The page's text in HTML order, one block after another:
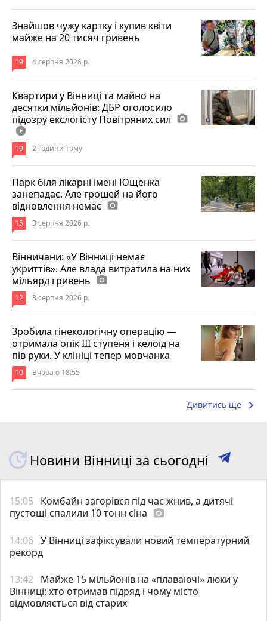
Знайшов чужу картку і купив квіти
майже на 20 тисяч гривень
19 4 серпня 2026 р.
Квартири у Вінниці та майно на
десятки мільйонів: ДБР оголосило
підозру екслогісту Повітряних сил photo_camera
play_circle_filled
19 2 години тому
Парк біля лікарні імені Ющенка
занепадає. Але грошей на його
відновлення немає photo_camera
15 3 серпня 2026 р.
Вінничани: «У Вінниці немає
укриттів». Але влада витратила на них
мільярд гривень photo_camera
12 3 серпня 2026 р.
Зробила гінекологічну операцію —
отримала опік ІІІ ступеня і келоїд на
пів руки. У клініці тепер мовчанка
10 Вчора о 18:55
Дивитись ще keyboard_arrow_right
Новини Вінниці за сьогодні
15:05
Комбайн загорівся під час жнив, а дитячі
пустощі спалили 10 тонн сіна photo_camera
14:06 У Вінниці зафіксували новий температурний
рекорд
13:42
Майже 15 мільйонів на «плаваючі» люки у
Вінниці: хто отримав підряд і чому місто
відмовляється від старих